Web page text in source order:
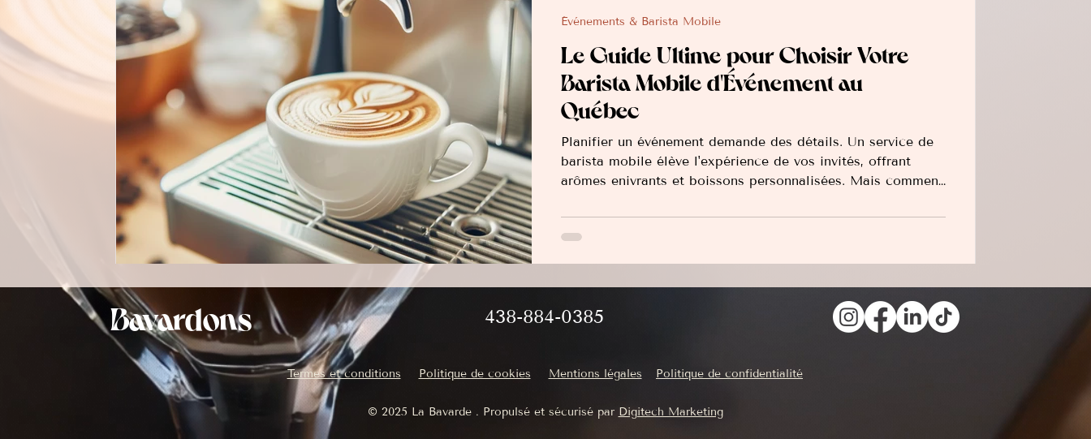
Le Guide Ultime pour Choisir Votre
Barista Mobile d'Événement au
Québec
Planifier un événement demande des détails. Un service de
barista mobile élève l'expérience de vos invités, offrant
arômes enivrants et boissons personnalisées. Mais comment
Événements & Barista Mobile
Bavardons 438-884-0385
Termes et conditions Politique de cookies Mentions légales Politique de confidentialité
© 2025 La Bavarde . Propulsé et sécurisé par Digitech Marketing